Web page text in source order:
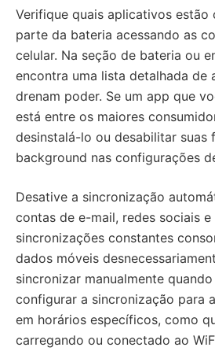
Verifique quais aplicativos estão
parte da bateria acessando as
celular. Na seção de bateria ou
encontra uma lista detalhada de
drenam poder. Se um app que
está entre os maiores
desinstalá-lo ou desabilitar suas
background nas configurações
Desative a sincronização
contas de e-mail, redes sociais e
sincronizações constantes
dados móveis
sincronizar manualmente
configurar a sincronização para
em horários específicos, como
carregando ou conectado ao